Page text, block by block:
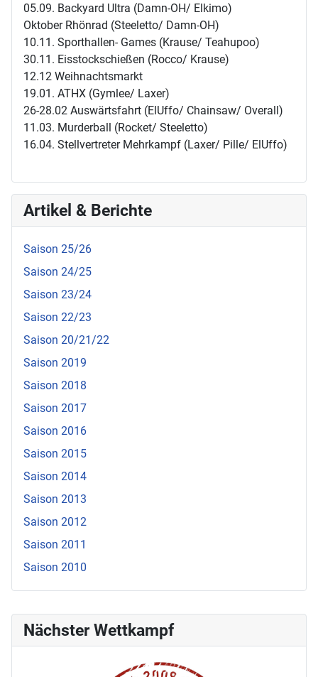
Nächster Wettkampf
05.09. Backyard Ultra (Damn-OH/ Elkimo)
Oktober Rhönrad (Steeletto/ Damn-OH)
10.11. Sporthallen- Games (Krause/ Teahupoo)
30.11. Eisstockschießen (Rocco/ Krause)
12.12 Weihnachtsmarkt
19.01. ATHX (Gymlee/ Laxer)
26-28.02 Auswärtsfahrt (ElUffo/ Chainsaw/ Overall)
11.03. Murderball (Rocket/ Steeletto)
16.04. Stellvertreter Mehrkampf (Laxer/ Pille/ ElUffo)
Artikel & Berichte
Saison 25/26
Saison 24/25
Saison 23/24
Saison 22/23
Saison 20/21/22
Saison 2019
Saison 2018
Saison 2017
Saison 2016
Saison 2015
Saison 2014
Saison 2013
Saison 2012
Saison 2011
Saison 2010